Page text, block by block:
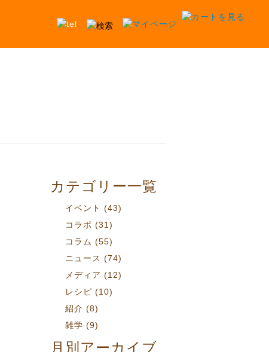
カテゴリー一覧
イベント (43)
コラボ (31)
コラム (55)
ニュース (74)
メディア (12)
レシピ (10)
紹介 (8)
雑学 (9)
月別アーカイブ